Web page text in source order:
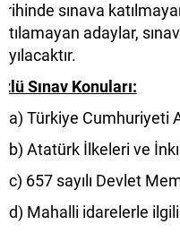
sınava
adaylar,
Sınav Konuları:
a) Türkiye Cumhuriyeti
b) Atatürk İlkeleri ve
c) 657 sayılı Devlet
d) Mahalli idarelerle